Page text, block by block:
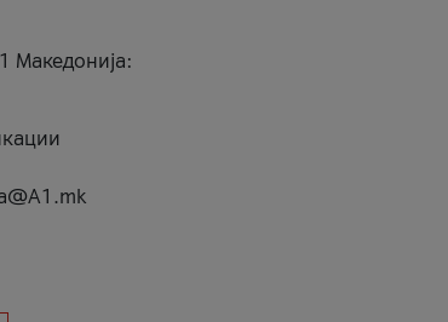
Македонија: